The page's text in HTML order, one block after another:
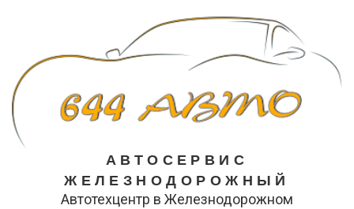
АВТОСЕРВИС
ЖЕЛЕЗНОДОРОЖНЫЙ
Автотехцентр в Железнодорожном